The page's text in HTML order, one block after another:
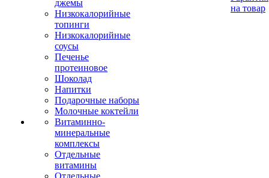
джемы
Низкокалорийные
топинги
Низкокалорийные
соусы
Печенье
протеиновое
Шоколад
Напитки
Подарочные наборы
Молочные коктейли
Витаминно-
минеральные
комплексы
Отдельные
витамины
Отдельные
на товар